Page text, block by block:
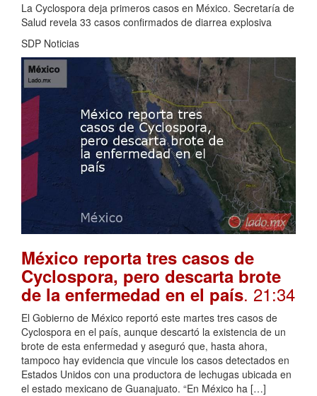
La Cyclospora deja primeros casos en México. Secretaría de
Salud revela 33 casos confirmados de diarrea explosiva
SDP Noticias
México reporta tres casos de
Cyclospora, pero descarta brote
de la enfermedad en el país. 21:34
El Gobierno de México reportó este martes tres casos de
Cyclospora en el país, aunque descartó la existencia de un
brote de esta enfermedad y aseguró que, hasta ahora,
tampoco hay evidencia que vincule los casos detectados en
Estados Unidos con una productora de lechugas ubicada en
el estado mexicano de Guanajuato. “En México ha […]